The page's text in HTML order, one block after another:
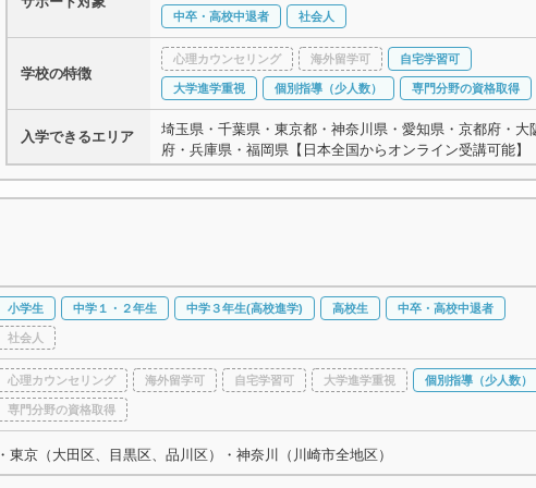
中卒・高校中退者 社会人
学校の特徴
心理カウンセリング 海外留学可 自宅学習可
大学進学重視 個別指導（少人数） 専門分野の資格取得
入学できるエリア
埼玉県・千葉県・東京都・神奈川県・愛知県・京都府・大
府・兵庫県・福岡県【日本全国からオンライン受講可能】
小学生 中学１・２年生 中学３年生(高校進学) 高校生 中卒・高校中退者
社会人
心理カウンセリング 海外留学可 自宅学習可 大学進学重視 個別指導（少人数）
専門分野の資格取得
・東京（大田区、目黒区、品川区）・神奈川（川崎市全地区）